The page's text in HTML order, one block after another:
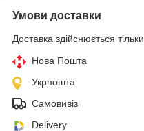
Умови доставки
Доставка здійснюється
Нова Пошта
Укрпошта
Самовивіз
Delivery